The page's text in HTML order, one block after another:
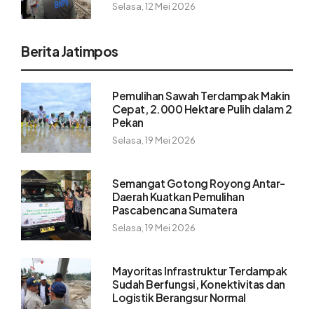
Selasa, 12 Mei 2026
Berita Jatimpos
Pemulihan Sawah Terdampak Makin
Cepat, 2.000 Hektare Pulih dalam 2
Pekan
Selasa, 19 Mei 2026
Semangat Gotong Royong Antar-
Daerah Kuatkan Pemulihan
Pascabencana Sumatera
Selasa, 19 Mei 2026
Mayoritas Infrastruktur Terdampak
Sudah Berfungsi, Konektivitas dan
Logistik Berangsur Normal